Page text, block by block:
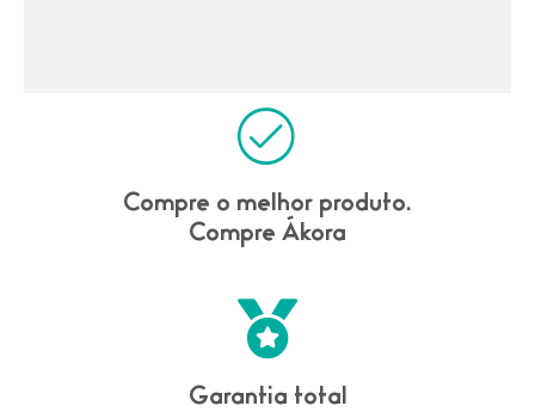
Compre o melhor produto.
Compre Ákora
Garantia total